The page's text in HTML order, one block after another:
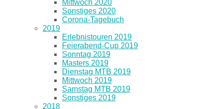
Mittwoch 2020
Sonstiges 2020
Corona-Tagebuch
2019
Erlebnistouren 2019
Feierabend-Cup 2019
Sonntag 2019
Masters 2019
Dienstag MTB 2019
Mittwoch 2019
Samstag MTB 2019
Sonstiges 2019
2018